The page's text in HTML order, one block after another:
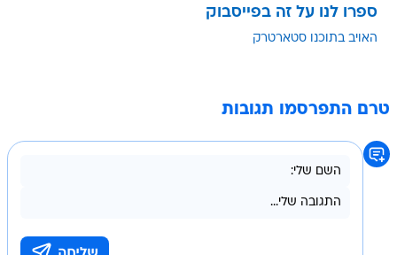
ספרו לנו על זה בפייסבוק
האויב בתוכנו סטארטרק
טרם התפרסמו תגובות